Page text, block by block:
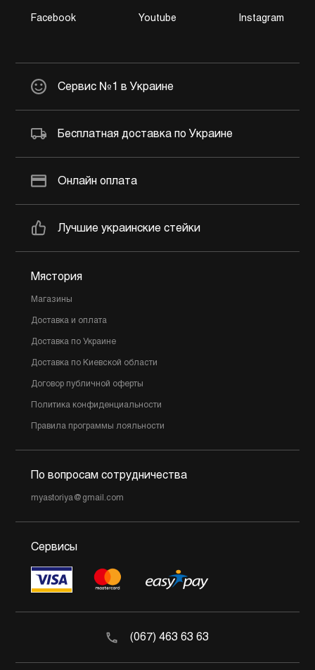
Facebook Youtube Instagram
Сервис №1 в Украине
Бесплатная доставка по Украине
Онлайн оплата
Лучшие украинские стейки
Мястория
Магазины
Доставка и оплата
Доставка по Украине
Доставка по Киевской области
Договор публичной оферты
Политика конфиденциальности
Правила программы лояльности
По вопросам сотрудничества
myastoriya@gmail.com
Сервисы
(067) 463 63 63